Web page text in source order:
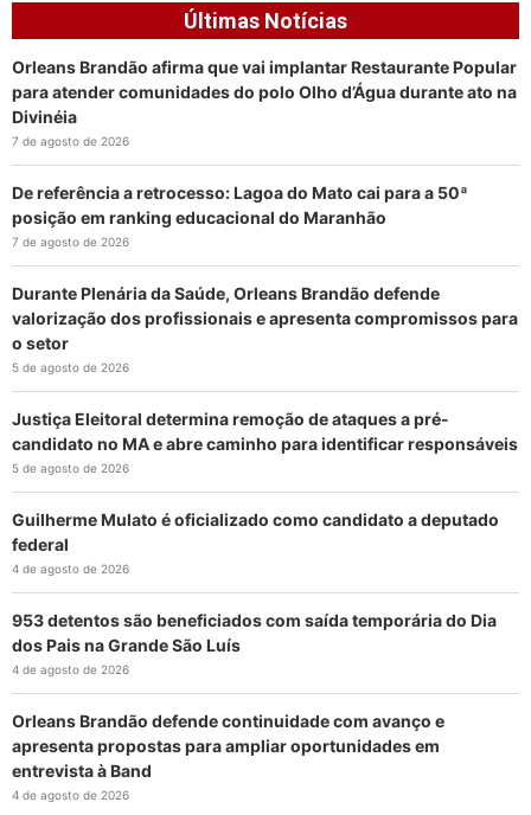
Últimas Notícias
Orleans Brandão afirma que vai implantar Restaurante Popular
para atender comunidades do polo Olho d’Água durante ato na
Divinéia
7 de agosto de 2026
De referência a retrocesso: Lagoa do Mato cai para a 50ª
posição em ranking educacional do Maranhão
7 de agosto de 2026
Durante Plenária da Saúde, Orleans Brandão defende
valorização dos profissionais e apresenta compromissos para
o setor
5 de agosto de 2026
Justiça Eleitoral determina remoção de ataques a pré-
candidato no MA e abre caminho para identificar responsáveis
5 de agosto de 2026
Guilherme Mulato é oficializado como candidato a deputado
federal
4 de agosto de 2026
953 detentos são beneficiados com saída temporária do Dia
dos Pais na Grande São Luís
4 de agosto de 2026
Orleans Brandão defende continuidade com avanço e
apresenta propostas para ampliar oportunidades em
entrevista à Band
4 de agosto de 2026